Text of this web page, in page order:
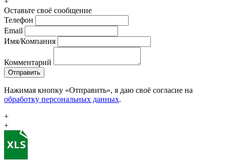
Оставьте своё сообщение
Телефон
Email
Имя/Компания
Комментарий
Отправить
Нажимая кнопку «Отправить», я даю своё согласие на
обработку персональных данных.
+
+